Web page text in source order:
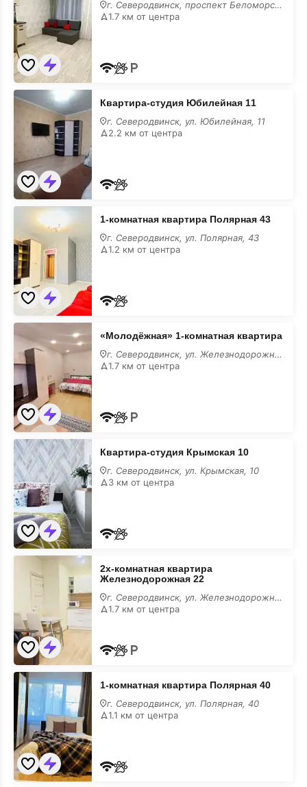
3Ак2
на
месяц
г. Северодвинск, проспект Беломорский, 3Ак2
1.7 км от центра
Квартира-
студия
Юбилейная
месяц
Квартира-студия Юбилейная 11
г. Северодвинск, ул. Юбилейная, 11
2.2 км от центра
1-
комнатная
квартира
Полярная
43
на
месяц
1-комнатная квартира Полярная 43
г. Северодвинск, ул. Полярная, 43
1.2 км от центра
«Молодёжная»
1-
комнатная
квартира
на
месяц
«Молодёжная» 1-комнатная квартира
г. Северодвинск, ул. Железнодорожная, 19
1.7 км от центра
Квартира-
студия
Крымская
10
на
месяц
Квартира-студия Крымская 10
г. Северодвинск, ул. Крымская, 10
3 км от центра
2х-
квартира
Железнодорожная
на
месяц
2х-комнатная квартира
Железнодорожная 22
г. Северодвинск, ул. Железнодорожная, 22
1.7 км от центра
1-
комнатная
квартира
Полярная
40
на
месяц
1-комнатная квартира Полярная 40
г. Северодвинск, ул. Полярная, 40
1.1 км от центра